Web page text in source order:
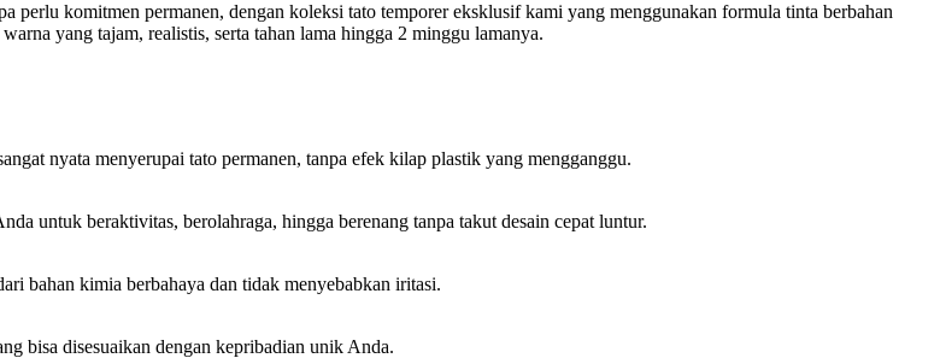
komitmen permanen, dengan koleksi tato temporer eksklusif kami yang menggunakan formula tinta berbahan
yang tajam, realistis, serta tahan lama hingga 2 minggu lamanya.
nyata menyerupai tato permanen, tanpa efek kilap plastik yang mengganggu.
untuk beraktivitas, berolahraga, hingga berenang tanpa takut desain cepat luntur.
bahan kimia berbahaya dan tidak menyebabkan iritasi.
bisa disesuaikan dengan kepribadian unik Anda.